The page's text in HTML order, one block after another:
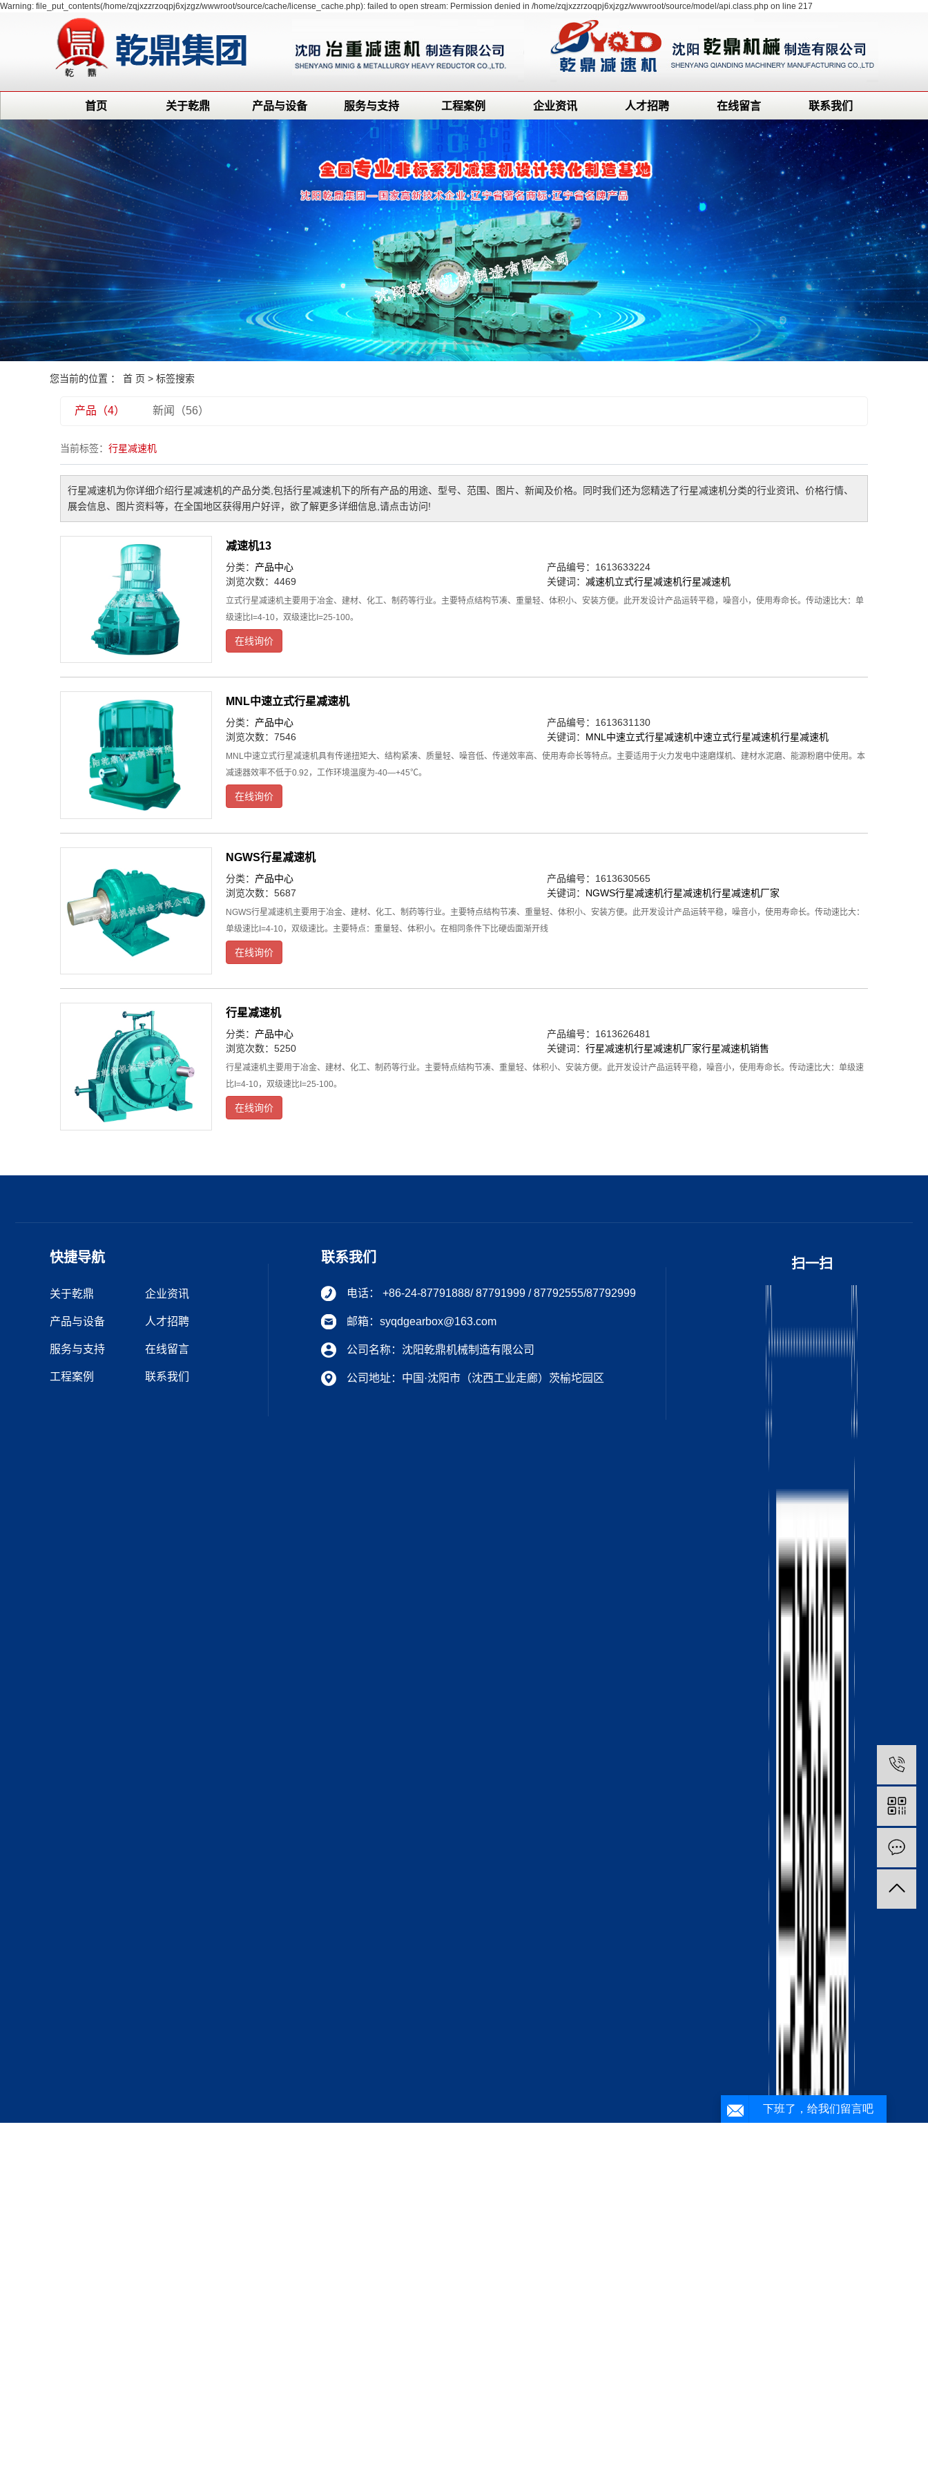
Warning: file_put_contents(/home/zqjxzzrzoqpj6xjzgz/wwwroot/source/cache/license_cache.php): failed to open stream: Permission denied in /home/zqjxzzrzoqpj6xjzgz/wwwroot/source/model/api.class.php on line 217
首页 关于乾鼎 产品与设备 服务与支持 工程案例 企业资讯 人才招聘 在线留言 联系我们
您当前的位置 ： 首 页 > 标签搜索
产品（4） 新闻（56）
当前标签： 行星减速机
行星减速机为你详细介绍行星减速机的产品分类,包括行星减速机下的所有产品的用途、型号、范围、图片、新闻及价格。同时我们还为您精选了行星减速机分类的行业资讯、价格行情、
展会信息、图片资料等，在全国地区获得用户好评，欲了解更多详细信息,请点击访问!
减速机13
分类： 产品中心
产品编号：1613633224
浏览次数：4469
关键词： 减速机立式行星减速机行星减速机
立式行星减速机主要用于冶金、建材、化工、制药等行业。主要特点结构节凑、重量轻、体积小、安装方便。此开发设计产品运转平稳，噪音小，使用寿命长。传动速比大：单
级速比I=4-10，双级速比I=25-100。
在线询价
MNL中速立式行星减速机
分类： 产品中心
产品编号：1613631130
浏览次数：7546
关键词： MNL中速立式行星减速机中速立式行星减速机行星减速机
MNL中速立式行星减速机具有传递扭矩大、结构紧凑、质量轻、噪音低、传递效率高、使用寿命长等特点。主要适用于火力发电中速磨煤机、建材水泥磨、能源粉磨中使用。本
减速器效率不低于0.92，工作环境温度为-40—+45℃。
在线询价
NGWS行星减速机
分类： 产品中心
产品编号：1613630565
浏览次数：5687
关键词： NGWS行星减速机行星减速机行星减速机厂家
NGWS行星减速机主要用于冶金、建材、化工、制药等行业。主要特点结构节凑、重量轻、体积小、安装方便。此开发设计产品运转平稳，噪音小，使用寿命长。传动速比大：
单级速比I=4-10，双级速比。主要特点：重量轻、体积小。在相同条件下比硬齿面渐开线
在线询价
行星减速机
分类： 产品中心
产品编号：1613626481
浏览次数：5250
关键词： 行星减速机行星减速机厂家行星减速机销售
行星减速机主要用于冶金、建材、化工、制药等行业。主要特点结构节凑、重量轻、体积小、安装方便。此开发设计产品运转平稳，噪音小，使用寿命长。传动速比大：单级速
比I=4-10，双级速比I=25-100。
在线询价
快捷导航
关于乾鼎
产品与设备
服务与支持
工程案例
企业资讯
人才招聘
在线留言
联系我们
联系我们
电话： +86-24-87791888/ 87791999 / 87792555/87792999
邮箱：syqdgearbox@163.com
公司名称：沈阳乾鼎机械制造有限公司
公司地址：中国·沈阳市（沈西工业走廊）茨榆坨园区
扫一扫